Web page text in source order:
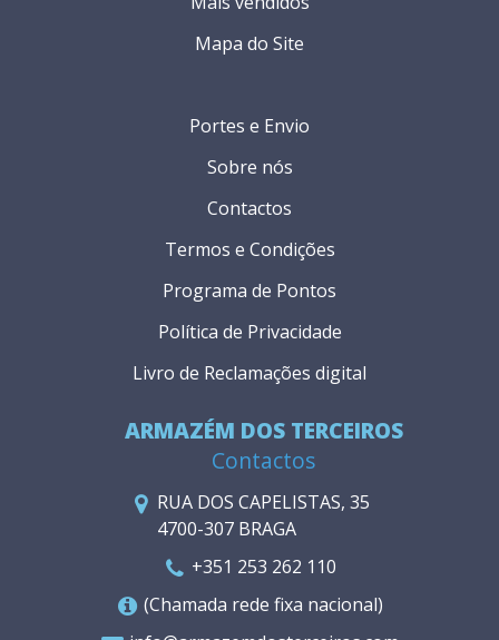
ARMAZÉM DOS TERCEIROS
Contactos
RUA DOS CAPELISTAS, 35
4700-307 BRAGA
+351 253 262 110
(Chamada rede fixa nacional)
Portes e Envio
Sobre nós
Contactos
Termos e Condições
Programa de Pontos
Política de Privacidade
Livro de Reclamações digital
Mapa do Site